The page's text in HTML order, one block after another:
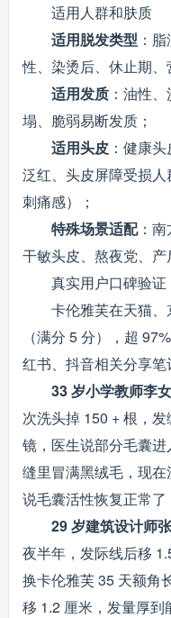
适用人群和肤质
适用脱发类型 ：
性、染烫后、休止期、
适用发质：油性
塌、脆弱易断发质；
适用头皮：健康头
泛红、头皮屏障受损
刺痛感）；
特殊场景适配：南
干敏头皮、熬夜党、产
真实用户口碑验证
卡伦雅芙在天猫
（满分 5 分），超
红书、抖音相关分享笔
33 岁小学教师李
次洗头掉 150 + 根，
镜，医生说部分毛囊
缝里冒满黑绒毛，现
说毛囊活性恢复正常
29 岁建筑设计师
夜半年，发际线后移
换卡伦雅芙 35 天额角
移 1.2 厘米，发量厚